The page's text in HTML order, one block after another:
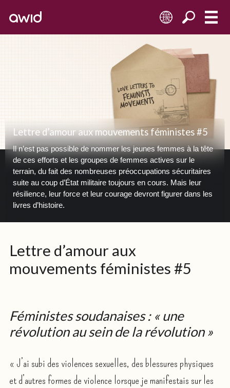
FR
Lettre d’amour aux mouvements féministes #5
Il n’est pas possible de nommer les jeunes femmes à la tête
de ces efforts et les groupes de femmes actives sur le
terrain, du fait des nombreuses préoccupations sécuritaires
suite au coup d’État militaire toujours en cours. Mais leur
résilience, leur force et leur courage devront figurer dans les
livres d’histoire.
Lettre d’amour aux
mouvements féministes #5
Féministes soudanaises : « une
révolution au sein de la révolution »
« J’ai subi des violences sexuelles, des blessures physiques
et d’autres formes de violence lorsque je manifestais sur les